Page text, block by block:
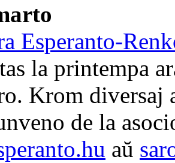
Esperanto-
la printempa
Krom diversaj
de la
aŭ